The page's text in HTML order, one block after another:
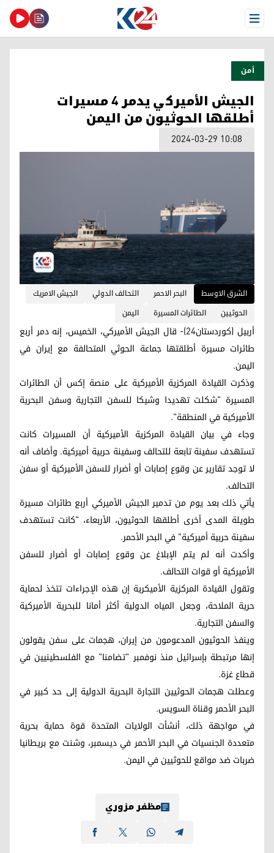
Open Menu
أمن
الجيش الأميركي يدمر 4 مسيرات
أطلقها الحوثيون من اليمن
2024-03-29 10:08
الشرق الاوسط البحر الاحمر التحالف الدولي
الجيش الامريك
الحوثيين
الطائرات المسيرة اليمن
أربيل (كوردستان24)- قال الجيش الأميركي، الخميس، إنه دمر أربع
طائرات مسيرة أطلقتها جماعة الحوثي المتحالفة مع إيران في
اليمن.
وذكرت القيادة المركزية الأميركية على منصة إكس أن الطائرات
المسيرة "شكلت تهديدا وشيكا للسفن التجارية وسفن البحرية
الأميركية في المنطقة".
وجاء في بيان القيادة المركزية الأميركية أن المسيرات كانت
تستهدف سفينة تابعة للتحالف وسفينة حربية أميركية. وأضاف أنه
لا توجد تقارير عن وقوع إصابات أو أضرار للسفن الأميركية أو سفن
التحالف.
يأتي ذلك بعد يوم من تدمير الجيش الأميركي أربع طائرات مسيرة
طويلة المدى أخرى أطلقها الحوثيون، الأربعاء، "كانت تستهدف
سفينة حربية أميركية" في البحر الأحمر.
وأكدت أنه لم يتم الإبلاغ عن وقوع إصابات أو أضرار للسفن
الأميركية أو قوات التحالف.
وتقول القيادة المركزية الأميكرية إن هذه الإجراءات تتخذ لحماية
حرية الملاحة، وجعل المياه الدولية أكثر أمانا للبحرية الأميركية
والسفن التجارية.
وينفذ الحوثيون المدعومون من إيران، هجمات على سفن يقولون
إنها مرتبطة بإسرائيل منذ نوفمبر "تضامنا" مع الفلسطينيين في
قطاع غزة.
وعطلت هجمات الحوثيين التجارة البحرية الدولية إلى حد كبير في
البحر الأحمر وقناة السويس.
في مواجهة ذلك، أنشأت الولايات المتحدة قوة حماية بحرية
متعددة الجنسيات في البحر الأحمر في ديسمبر، وشنت مع بريطانيا
ضربات ضد مواقع للحوثيين في اليمن.
مظفر مزوري